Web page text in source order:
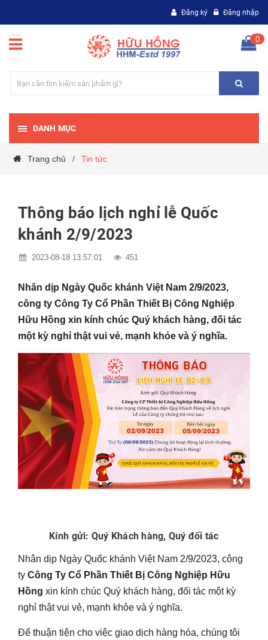
Đăng ký Đăng nhập
0
DANH MỤC
Trang chủ / Tin tức
Thông báo lịch nghỉ lễ Quốc
khánh 2/9/2023
2023-08-18 13:57:01 451
Nhân dịp Ngày Quốc khánh Việt Nam 2/9/2023,
công ty Công Ty Cổ Phần Thiết Bị Công Nghiệp
Hữu Hồng xin kính chúc Quý khách hàng, đối tác
một kỳ nghỉ thật vui vẻ, mạnh khỏe và ý nghĩa.
Kính gửi: Quý Khách hàng, Quý đối tác
Nhân dịp Ngày Quốc khánh Việt Nam 2/9/2023, công
ty Công Ty Cổ Phần Thiết Bị Công Nghiệp Hữu
Hồng xin kính chúc Quý khách hàng, đối tác một kỳ
nghỉ thật vui vẻ, mạnh khỏe và ý nghĩa.
Để thuận tiện cho việc giao dịch hàng hóa, chúng tôi